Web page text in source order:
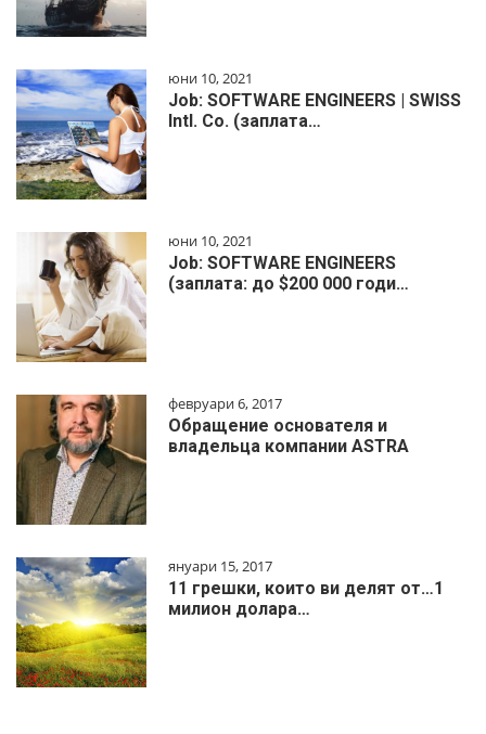
юни 10, 2021
Job: SOFTWARE ENGINEERS | SWISS
Intl. Co. (заплата…
юни 10, 2021
Job: SOFTWARE ENGINEERS
(заплата: до $200 000 годи…
февруари 6, 2017
Обращение основателя и
владельца компании ASTRA
януари 15, 2017
11 грешки, които ви делят от…1
милиoн дoлapa…